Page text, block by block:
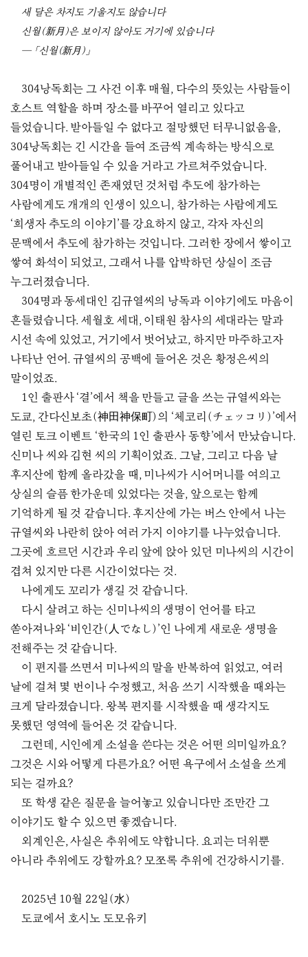
새 달은 차지도 기울지도 않습니다
신월(新月)은 보이지 않아도 거기에 있습니다
― 「신월(新月)」
304낭독회는 그 사건 이후 매월, 다수의 뜻있는 사람들이
호스트 역할을 하며 장소를 바꾸어 열리고 있다고
들었습니다. 받아들일 수 없다고 절망했던 터무니없음을,
304낭독회는 긴 시간을 들여 조금씩 계속하는 방식으로
풀어내고 받아들일 수 있을 거라고 가르쳐주었습니다.
304명이 개별적인 존재였던 것처럼 추도에 참가하는
사람에게도 개개의 인생이 있으니, 참가하는 사람에게도
‘희생자 추도의 이야기’를 강요하지 않고, 각자 자신의
문맥에서 추도에 참가하는 것입니다. 그러한 장에서 쌓이고
쌓여 화석이 되었고, 그래서 나를 압박하던 상실이 조금
누그러졌습니다.
304명과 동세대인 김규열씨의 낭독과 이야기에도 마음이
흔들렸습니다. 세월호 세대, 이태원 참사의 세대라는 말과
시선 속에 있었고, 거기에서 벗어났고, 하지만 마주하고자
나타난 언어. 규열씨의 공백에 들어온 것은 황정은씨의
말이었죠.
1인 출판사 ‘결’에서 책을 만들고 글을 쓰는 규열씨와는
도쿄, 간다신보초(神田神保町)의 ‘체코리(チェッコリ)’에서
열린 토크 이벤트 ‘한국의 1인 출판사 동향’에서 만났습니다.
신미나 씨와 김현 씨의 기획이었죠. 그날, 그리고 다음 날
후지산에 함께 올라갔을 때, 미나씨가 시어머니를 여의고
상실의 슬픔 한가운데 있었다는 것을, 앞으로는 함께
기억하게 될 것 같습니다. 후지산에 가는 버스 안에서 나는
규열씨와 나란히 앉아 여러 가지 이야기를 나누었습니다.
그곳에 흐르던 시간과 우리 앞에 앉아 있던 미나씨의 시간이
겹쳐 있지만 다른 시간이었다는 것.
나에게도 꼬리가 생길 것 같습니다.
다시 살려고 하는 신미나씨의 생명이 언어를 타고
쏟아져나와 ‘비인간(人でなし)’인 나에게 새로운 생명을
전해주는 것 같습니다.
이 편지를 쓰면서 미나씨의 말을 반복하여 읽었고, 여러
날에 걸쳐 몇 번이나 수정했고, 처음 쓰기 시작했을 때와는
크게 달라졌습니다. 왕복 편지를 시작했을 때 생각지도
못했던 영역에 들어온 것 같습니다.
그런데, 시인에게 소설을 쓴다는 것은 어떤 의미일까요?
그것은 시와 어떻게 다른가요? 어떤 욕구에서 소설을 쓰게
되는 걸까요?
또 학생 같은 질문을 늘어놓고 있습니다만 조만간 그
이야기도 할 수 있으면 좋겠습니다.
외계인은, 사실은 추위에도 약합니다. 요괴는 더위뿐
아니라 추위에도 강할까요? 모쪼록 추위에 건강하시기를.
2025년 10월 22일(水)
도쿄에서 호시노 도모유키